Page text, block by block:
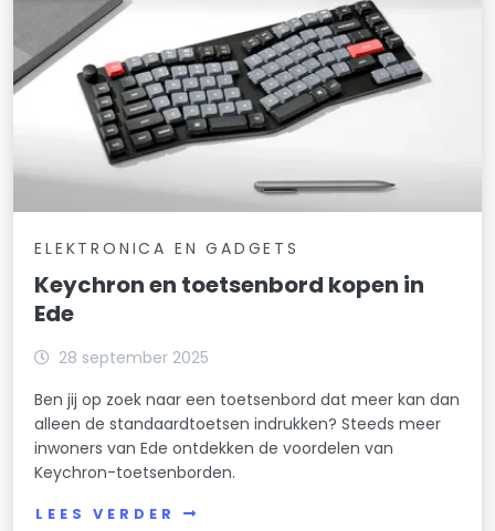
ELEKTRONICA EN GADGETS
Keychron en toetsenbord kopen in
Ede
28 september 2025
Ben jij op zoek naar een toetsenbord dat meer kan dan
alleen de standaardtoetsen indrukken? Steeds meer
inwoners van Ede ontdekken de voordelen van
Keychron-toetsenborden.
LEES VERDER